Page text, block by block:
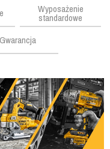
Wyposażenie
standardowe
Gwarancja